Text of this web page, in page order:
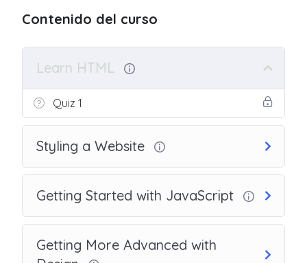
Contenido del curso
Learn HTML
Quiz 1
Styling a Website
Getting Started with JavaScript
Getting More Advanced with